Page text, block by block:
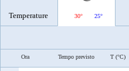
Temperature 30° 25°
Ora Tempo previsto T (°C)